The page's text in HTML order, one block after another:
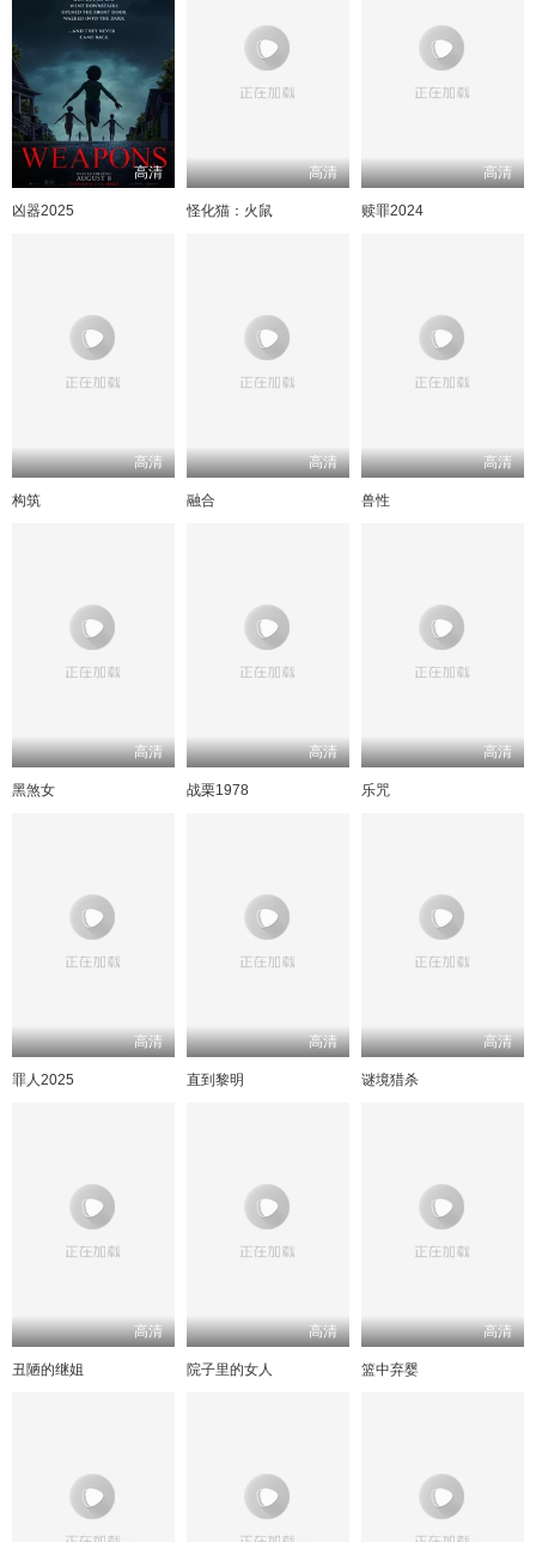
高清
凶器2025
高清
怪化猫：火鼠
高清
赎罪2024
高清
构筑
高清
融合
高清
兽性
高清
黑煞女
高清
战栗1978
高清
乐咒
高清
罪人2025
高清
直到黎明
高清
谜境猎杀
高清
丑陋的继姐
高清
院子里的女人
高清
篮中弃婴